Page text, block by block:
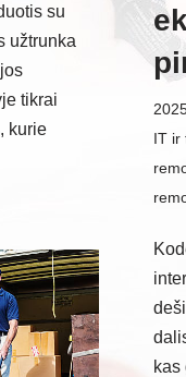
su
užtrunka
tikrai
kurie
IT ir
kas